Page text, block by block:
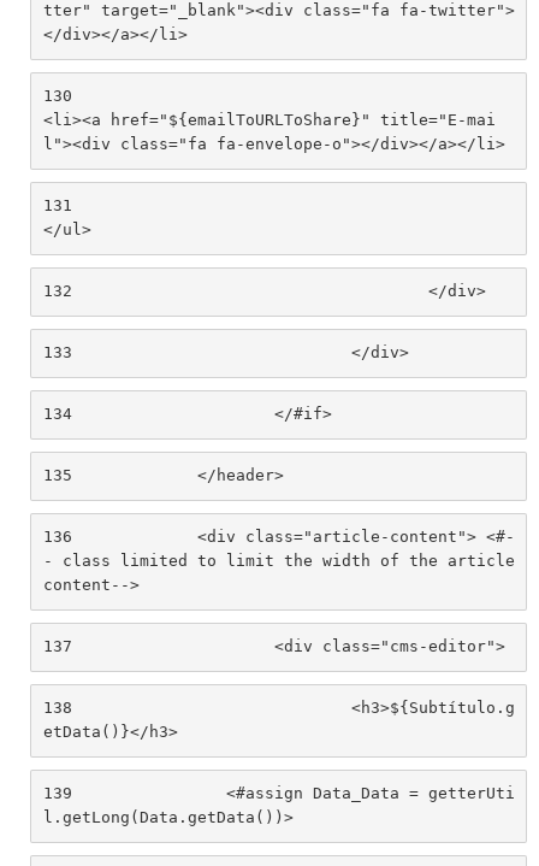
tter" target="_blank"><div class="fa fa-twitter">
</div></a></li>
130
<li><a href="${emailToURLToShare}" title="E-mai
l"><div class="fa fa-envelope-o"></div></a></li>
131
</ul>
132
					</div>
133
				</div>
134
			</#if>
135
		</header>
136
- class limited to limit the width of the article
content-->
137
			<div class="cms-editor">
138
etData()}</h3>
139
                <#assign Data_Data = getterUti
l.getLong(Data.getData())>